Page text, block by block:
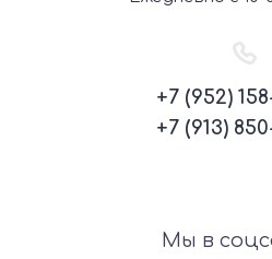
+7 (952)
+7 (913)
Мы в